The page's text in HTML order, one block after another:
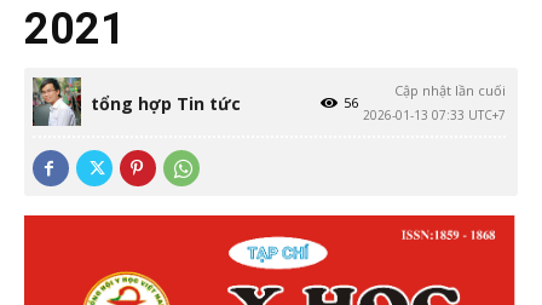
2021
tổng hợp Tin tức
Cập nhật lần cuối
2026-01-13 07:33 UTC+7
56